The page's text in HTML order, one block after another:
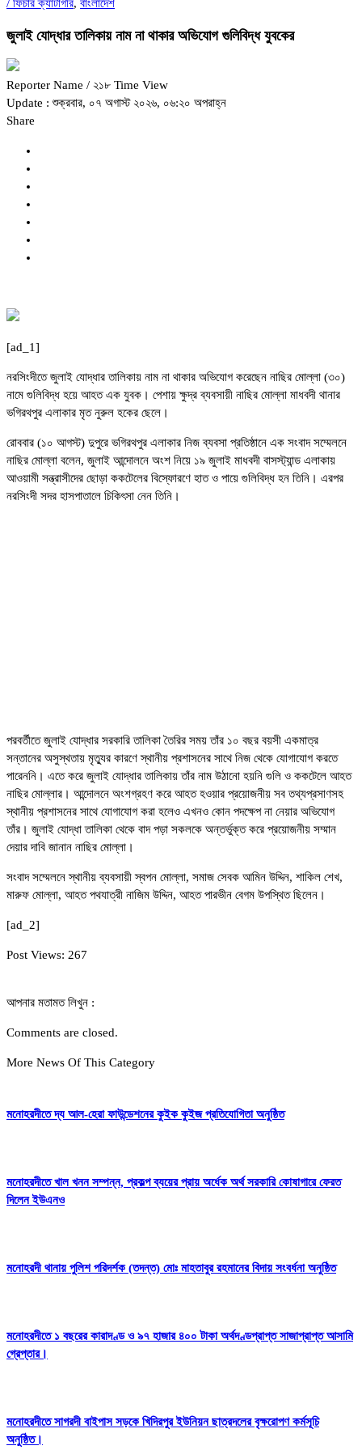
/ ফিচার ক্যাটাগরি, বাংলাদেশ
জুলাই যোদ্ধার তালিকায় নাম না থাকার অভিযোগ গুলিবিদ্ধ যুবকের
Reporter Name / ২১৮ Time View
Update : শুক্রবার, ০৭ অগাস্ট ২০২৬, ০৬:২০ অপরাহ্ন
Share
[ad_1]
নরসিংদীতে জুলাই যোদ্ধার তালিকায় নাম না থাকার অভিযোগ করেছেন নাছির মোল্লা (৩০)
নামে গুলিবিদ্ধ হয়ে আহত এক যুবক। পেশায় ক্ষুদ্র ব্যবসায়ী নাছির মোল্লা মাধবদী থানার
ভগিরথপুর এলাকার মৃত নুরুল হকের ছেলে।
রোববার (১০ আগস্ট) দুপুরে ভগিরথপুর এলাকার নিজ ব্যবসা প্রতিষ্ঠানে এক সংবাদ সম্মেলনে
নাছির মোল্লা বলেন, জুলাই আন্দোলনে অংশ নিয়ে ১৯ জুলাই মাধবদী বাসস্ট্যান্ড এলাকায়
আওয়ামী সন্ত্রাসীদের ছোড়া ককটেলের বিস্ফোরণে হাত ও পায়ে গুলিবিদ্ধ হন তিনি। এরপর
নরসিংদী সদর হাসপাতালে চিকিৎসা নেন তিনি।
পরবর্তীতে জুলাই যোদ্ধার সরকারি তালিকা তৈরির সময় তাঁর ১০ বছর বয়সী একমাত্র
সন্তানের অসুস্থতায় মৃত্যুর কারণে স্থানীয় প্রশাসনের সাথে নিজ থেকে যোগাযোগ করতে
পারেননি। এতে করে জুলাই যোদ্ধার তালিকায় তাঁর নাম উঠানো হয়নি গুলি ও ককটেলে আহত
নাছির মোল্লার। আন্দোলনে অংশগ্রহণ করে আহত হওয়ার প্রয়োজনীয় সব তথ্যপ্রসাণসহ
স্থানীয় প্রশাসনের সাথে যোগাযোগ করা হলেও এখনও কোন পদক্ষেপ না নেয়ার অভিযোগ
তাঁর। জুলাই যোদ্ধা তালিকা থেকে বাদ পড়া সকলকে অন্তর্ভুক্ত করে প্রয়োজনীয় সম্মান
দেয়ার দাবি জানান নাছির মোল্লা।
সংবাদ সম্মেলনে স্থানীয় ব্যবসায়ী স্বপন মোল্লা, সমাজ সেবক আমিন উদ্দিন, শাকিল শেখ,
মারুফ মোল্লা, আহত পথযাত্রী নাজিম উদ্দিন, আহত পারভীন বেগম উপস্থিত ছিলেন।
[ad_2]
Post Views: 267
আপনার মতামত লিখুন :
Comments are closed.
More News Of This Category
মনোহরদীতে দ্য আল-হেরা ফাউন্ডেশনের কুইক কুইজ প্রতিযোগিতা অনুষ্ঠিত
মনোহরদীতে খাল খনন সম্পন্ন, প্রকল্প ব্যয়ের প্রায় অর্ধেক অর্থ সরকারি কোষাগারে ফেরত
দিলেন ইউএনও
মনোহরদী থানায় পুলিশ পরিদর্শক (তদন্ত) মোঃ মাহতাবুর রহমানের বিদায় সংবর্ধনা অনুষ্ঠিত
মনোহরদীতে ১ বছরের কারাদণ্ড ও ৯৭ হাজার ৪০০ টাকা অর্থদণ্ডপ্রাপ্ত সাজাপ্রাপ্ত আসামি
গ্রেপ্তার।
মনোহরদীতে সাগরদী বাইপাস সড়কে খিদিরপুর ইউনিয়ন ছাত্রদলের বৃক্ষরোপণ কর্মসূচি
অনুষ্ঠিত।